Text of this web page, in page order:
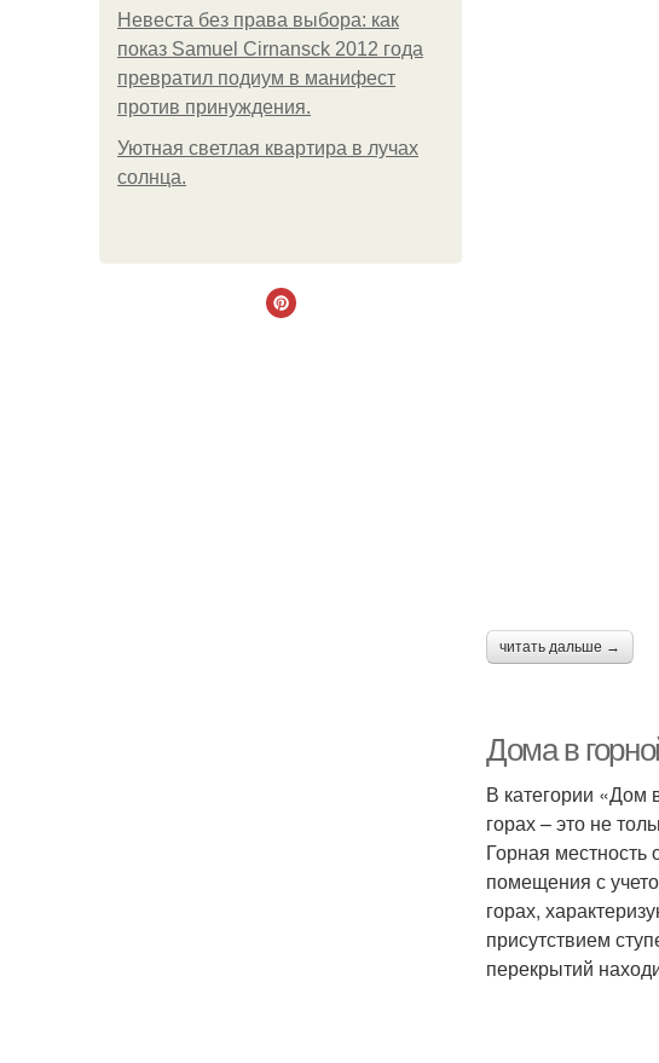
Невеста без права выбора: как
показ Samuel Cirnansck 2012 года
превратил подиум в манифест
против принуждения.
Уютная светлая квартира в лучах
солнца.
читать дальше →
Дома в
В категории «Дом
горах – это не
Горная местность
помещения с
горах,
присутствием
перекрытий